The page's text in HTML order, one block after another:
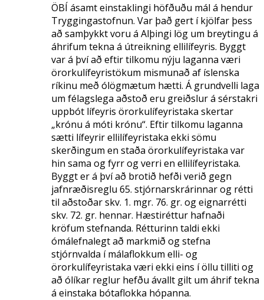
ÖBÍ ásamt einstaklingi höfðuðu mál á hendur
Tryggingastofnun. Var það gert í kjölfar þess
að samþykkt voru á Alþingi lög um breytingu á
áhrifum tekna á útreikning ellilífeyris. Byggt
var á því að eftir tilkomu nýju laganna væri
örorkulífeyristökum mismunað af íslenska
ríkinu með ólögmætum hætti. Á grundvelli laga
um félagslega aðstoð eru greiðslur á sérstakri
uppbót lífeyris örorkulífeyristaka skertar
„krónu á móti krónu“. Eftir tilkomu laganna
sætti lífeyrir ellilífeyristaka ekki sömu
skerðingum en staða örorkulífeyristaka var
hin sama og fyrr og verri en ellilífeyristaka.
Byggt er á því að brotið hefði verið gegn
jafnræðisreglu 65. stjórnarskrárinnar og rétti
til aðstoðar skv. 1. mgr. 76. gr. og eignarrétti
skv. 72. gr. hennar. Hæstiréttur hafnaði
kröfum stefnanda. Rétturinn taldi ekki
ómálefnalegt að markmið og stefna
stjórnvalda í málaflokkum elli- og
örorkulífeyristaka væri ekki eins í öllu tilliti og
að ólíkar reglur hefðu ávallt gilt um áhrif tekna
á einstaka bótaflokka hópanna.